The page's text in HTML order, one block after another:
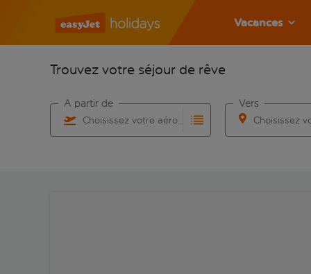
Vacances
Trouvez votre séjour de rêve
Choisissez votre aéroport
À partir de Vers